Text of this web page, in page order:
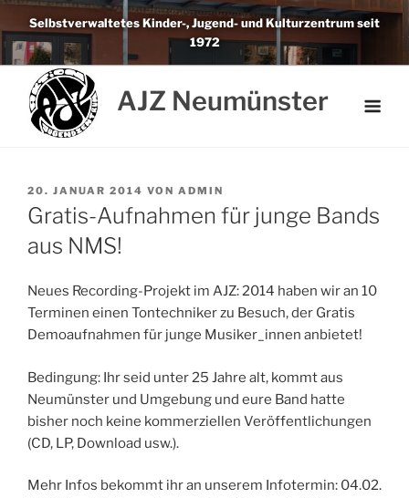
Weiter
zum
Inhalt
Selbstverwaltetes Kinder-, Jugend- und Kulturzentrum seit
1972
AJZ Neumünster
VERÖFFENTLICHT
AM
20. JANUAR 2014 VON ADMIN
Gratis-Aufnahmen für junge Bands
aus NMS!
Neues Recording-Projekt im AJZ: 2014 haben wir an 10
Terminen einen Tontechniker zu Besuch, der Gratis
Demoaufnahmen für junge Musiker_innen anbietet!
Bedingung: Ihr seid unter 25 Jahre alt, kommt aus
Neumünster und Umgebung und eure Band hatte
bisher noch keine kommerziellen Veröffentlichungen
(CD, LP, Download usw.).
Mehr Infos bekommt ihr an unserem Infotermin: 04.02.